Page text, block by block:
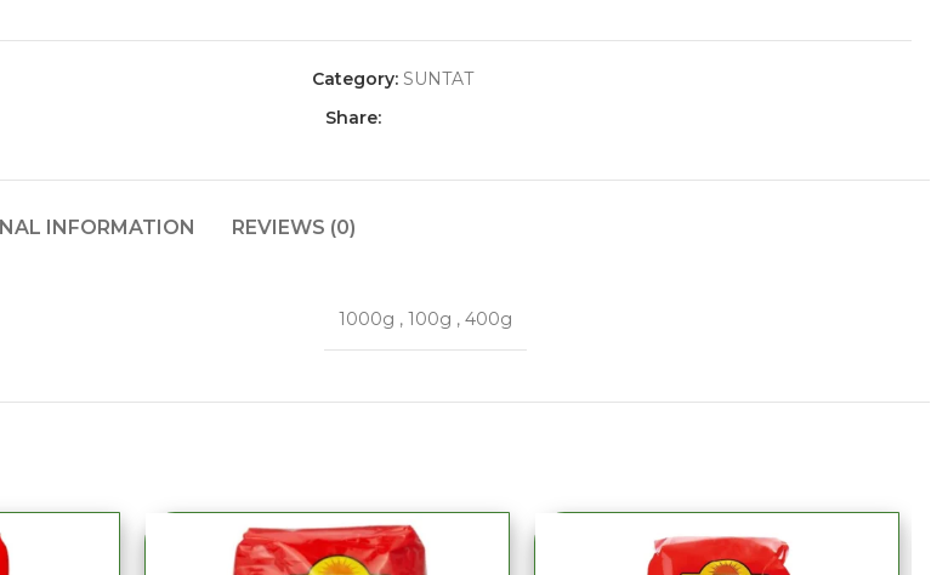
Category: SUNTAT
Share:
INFORMATION REVIEWS (0)
1000g , 100g , 400g